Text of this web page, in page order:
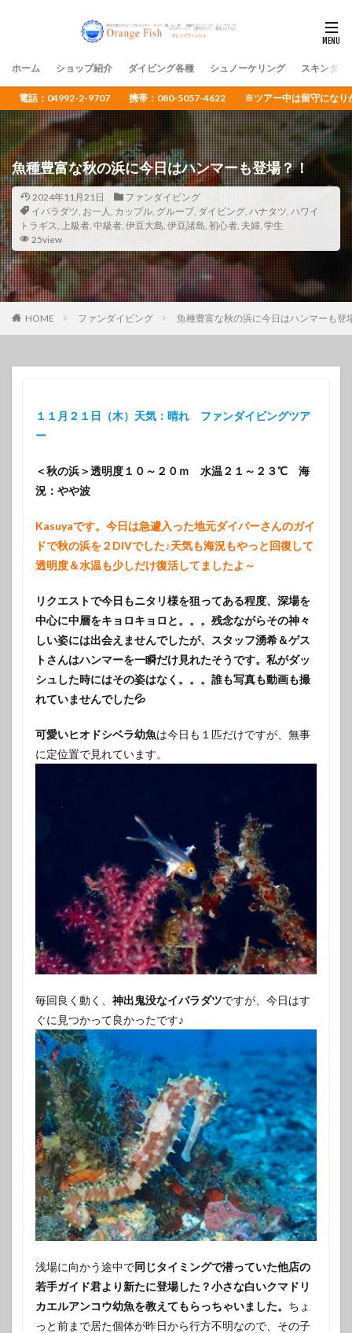
ホーム ショップ紹介 ダイビング各種 シュノーケリング スキンダイ
電話：04992-2-9707 携帯：080-5057-4622 ※ツアー中は留守になりがち
魚種豊富な秋の浜に今日はハンマーも登場？！
2024年11月21日
ファンダイビング
イバラダツ, お一人, カップル, グループ, ダイビング, ハナタツ, ハワイ
トラギス, 上級者, 中級者, 伊豆大島, 伊豆諸島, 初心者, 夫婦, 学生
25view
HOME ファンダイビング 魚種豊富な秋の浜に今日はハンマーも登
１１月２１日（木）天気：晴れ ファンダイビングツア
ー
＜秋の浜＞透明度１０～２０ｍ 水温２１～２３℃ 海
況：やや波
Kasuyaです。今日は急遽入った地元ダイバーさんのガイ
ドで秋の浜を２DIVでした♪天気も海況もやっと回復して
透明度＆水温も少しだけ復活してましたよ～
リクエストで今日もニタリ様を狙ってある程度、深場を
中心に中層をキョロキョロと。。。残念ながらその神々
しい姿には出会えませんでしたが、スタッフ湧希＆ゲス
トさんはハンマーを一瞬だけ見れたそうです。私がダッ
シュした時にはその姿はなく。。。誰も写真も動画も撮
れていませんでした💦
可愛いヒオドシベラ幼魚は今日も１匹だけですが、無事
に定位置で見れています。
毎回良く動く、 神出鬼没なイバラダツですが、今日はす
ぐに見つかって良かったです♪
浅場に向かう途中で同じタイミングで潜っていた他店の
若手ガイド君より新たに登場した？小さな白いクマドリ
カエルアンコウ幼魚を教えてもらっちゃいました。 ちょ
っと前まで居た個体が昨日から行方不明なので、その子